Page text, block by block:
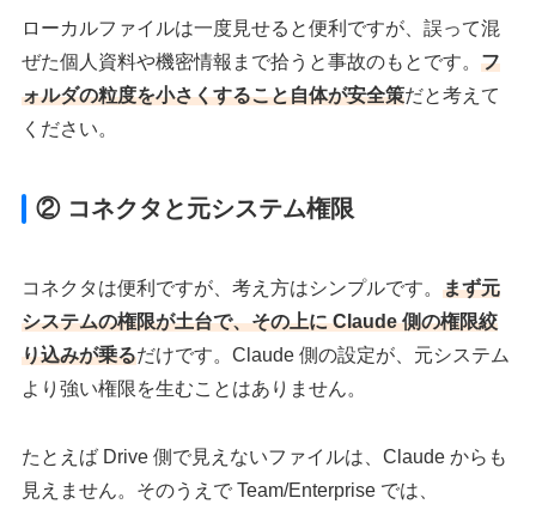
ローカルファイルは一度見せると便利ですが、誤って混
ぜた個人資料や機密情報まで拾うと事故のもとです。フ
ォルダの粒度を小さくすること自体が安全策だと考えて
ください。
② コネクタと元システム権限
コネクタは便利ですが、考え方はシンプルです。まず元
システムの権限が土台で、その上に Claude 側の権限絞
り込みが乗るだけです。Claude 側の設定が、元システム
より強い権限を生むことはありません。
たとえば Drive 側で見えないファイルは、Claude からも
見えません。そのうえで Team/Enterprise では、